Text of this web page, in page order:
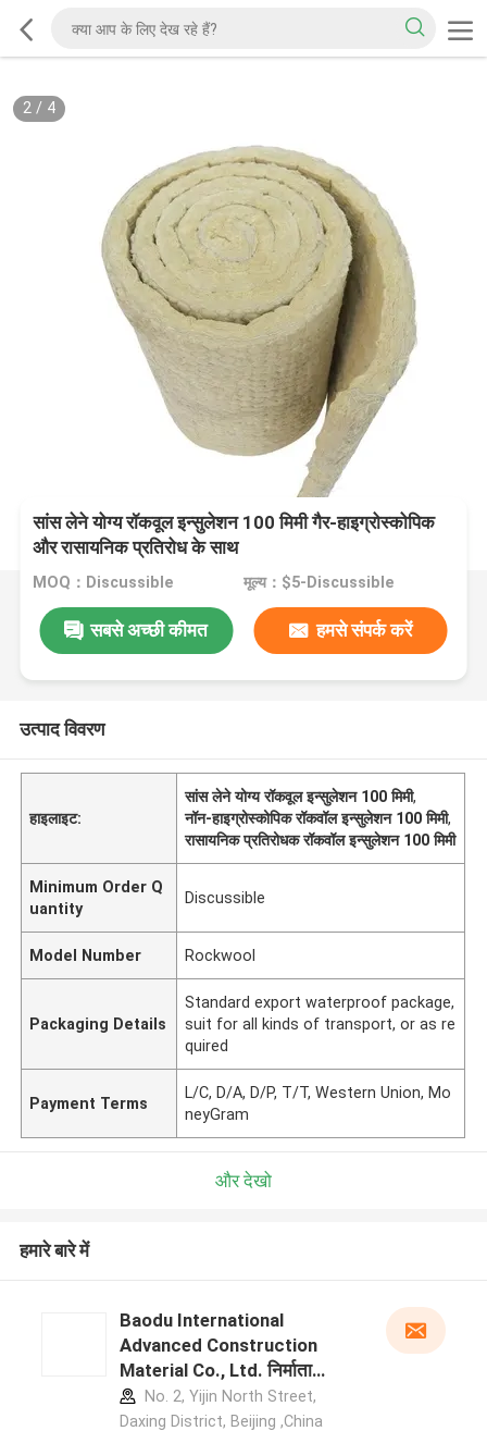
2/ 4
सांस लेने योग्य रॉकवूल इन्सुलेशन 100 मिमी गैर-हाइग्रोस्कोपिक
और रासायनिक प्रतिरोध के साथ
MOQ：Discussible मूल्य：$5-Discussible
सबसे अच्छी कीमत हमसे संपर्क करें
उत्पाद विवरण
हाइलाइट:
सांस लेने योग्य रॉकवूल इन्सुलेशन 100 मिमी,
नॉन-हाइग्रोस्कोपिक रॉकवॉल इन्सुलेशन 100 मिमी,
रासायनिक प्रतिरोधक रॉकवॉल इन्सुलेशन 100 मिमी
Minimum Order Q
uantity
Discussible
Model Number Rockwool
Packaging Details
Standard export waterproof package,
suit for all kinds of transport, or as re
quired
Payment Terms
L/C, D/A, D/P, T/T, Western Union, Mo
neyGram
और देखो
हमारे बारे में
Baodu International
Advanced Construction
Material Co., Ltd. निर्माता
प्रोफ़ाइलNo. 2, Yijin North Street,
Daxing District, Beijing ,China